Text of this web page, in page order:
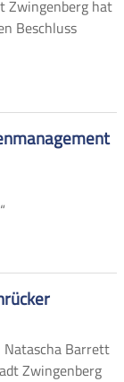
Zwingenberg hat
Beschluss
Barrett
Zwingenberg